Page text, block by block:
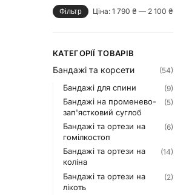
Фільтр Ціна: 1 790 ₴ — 2 100 ₴
КАТЕГОРІЇ ТОВАРІВ
Бандажі та корсети (54)
Бандажі для спини (9)
Бандажі на променево-
зап'ястковий суглоб
(5)
Бандажі та ортези на
гомілкостоп
(6)
Бандажі та ортези на
коліна
(14)
Бандажі та ортези на
лікоть
(2)